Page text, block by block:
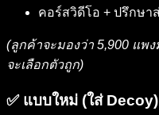
คอร์สวิดีโอ + ปรึกษา
(ลูกค้าจะมองว่า 5,900 แพ
จะเลือกตัวถูก)
✅ แบบใหม่ (ใส่